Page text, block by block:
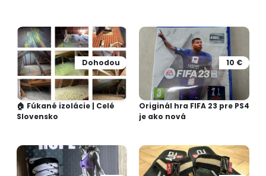
Dohodou
🏠 Fúkané izolácie | Celé
Slovensko
10 €
Originál hra FIFA 23 pre PS4
je ako nová